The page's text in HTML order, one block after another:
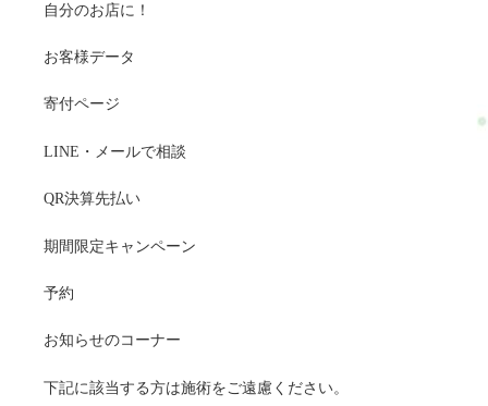
自分のお店に！
お客様データ
寄付ページ
LINE・メールで相談
QR決算先払い
期間限定キャンペーン
予約
お知らせのコーナー
下記に該当する方は施術をご遠慮ください。